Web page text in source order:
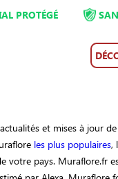
PROTÉGÉ
et mises à jour
les plus populaires,
votre pays. Muraflore.fr